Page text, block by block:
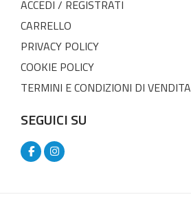
ACCEDI / REGISTRATI
CARRELLO
PRIVACY POLICY
COOKIE POLICY
TERMINI E CONDIZIONI DI VENDITA
SEGUICI SU